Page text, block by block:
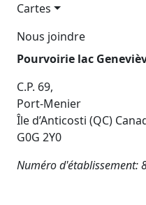
Cartes
Nous joindre
Pourvoirie lac
C.P. 69,
Port-Menier
Île d’Anticosti (QC)
G0G 2Y0
Numéro d'établissement: